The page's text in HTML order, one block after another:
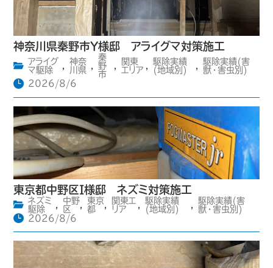
神奈川県秦野市Y様邸 アライグマ対策施工
アライグ
マ駆除
,
神奈
川県 ,
秦
野
市
,
関東
エリア ,
駆除実績
(地域別)
,
駆除実績(害
獣・害虫別)
2026/8/6
東京都中野区I様邸 ネズミ対策施工
ネズミ
駆除
中野
区
東京
都
関東エ
リア
駆除実績
(地域別)
駆除実績(害
獣・害虫別)
2026/8/6